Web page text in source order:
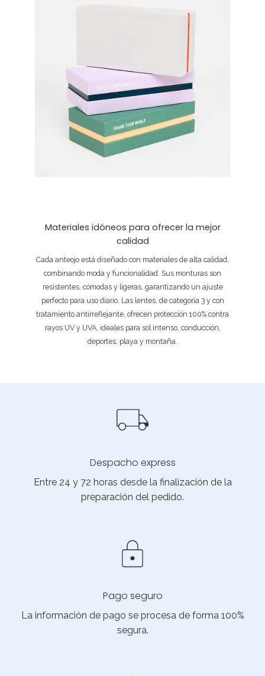
Materiales idóneos para ofrecer la mejor
calidad
Cada anteojo está diseñado con materiales de alta calidad,
combinando moda y funcionalidad. Sus monturas son
resistentes, cómodas y ligeras, garantizando un ajuste
perfecto para uso diario. Las lentes, de categoría 3 y con
tratamiento antirreflejante, ofrecen protección 100% contra
rayos UV y UVA, ideales para sol intenso, conducción,
deportes, playa y montaña.
Despacho express
Entre 24 y 72 horas desde la finalización de la
preparación del pedido.
Pago seguro
La información de pago se procesa de forma 100%
segura.